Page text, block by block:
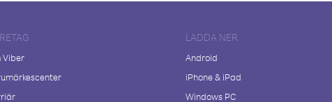
Viber
LADDA NER
Android
iPhone & iPad
Windows PC